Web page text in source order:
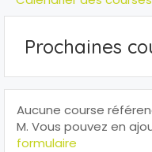
Prochaines
Aucune course
M. Vous pouvez en
formulaire